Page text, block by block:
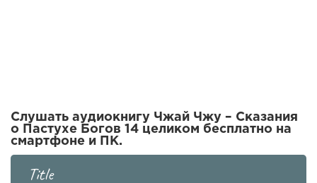
Слушать аудиокнигу Чжай Чжу – Сказания
о Пастухе Богов 14 целиком бесплатно на
смартфоне и ПК.
Title